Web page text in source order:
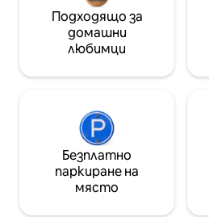
Подходящо за
домашни
любимци
Безплатно
паркиране на
място